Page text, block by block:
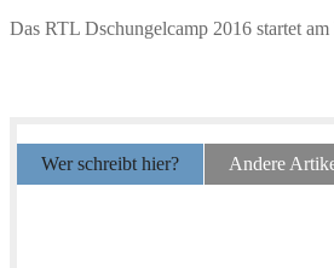
Das RTL Dschungelcamp 2016 startet
Wer schreibt hier? Andere